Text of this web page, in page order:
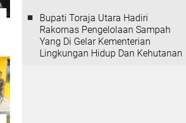
Bupati Toraja Utara Hadiri
Rakornas Pengelolaan Sampah
Yang Di Gelar Kementerian
Lingkungan Hidup Dan Kehutanan